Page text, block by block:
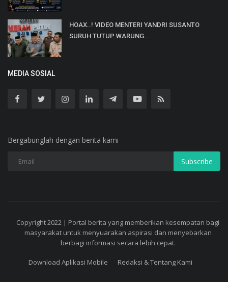
HOAX..! VIDEO MENTERI YANDRI SUSANTO
SURUH TUTUP WARUNG...
MEDIA SOSIAL
Bergabunglah dengan berita kami
Subscribe
Copyright 2022 | Portal berita yang memberikan kesempatan bagi
masyarakat untuk menyuarakan aspirasi dan menyebarkan
berbagi informasi secara lebih cepat.
Download Aplikasi Mobile Redaksi & Tentang Kami